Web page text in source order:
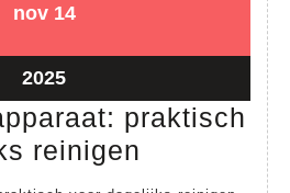
nov14
2025
1414
202514
november
2025
praktisch
reinigen Ozonwater
apparaat: